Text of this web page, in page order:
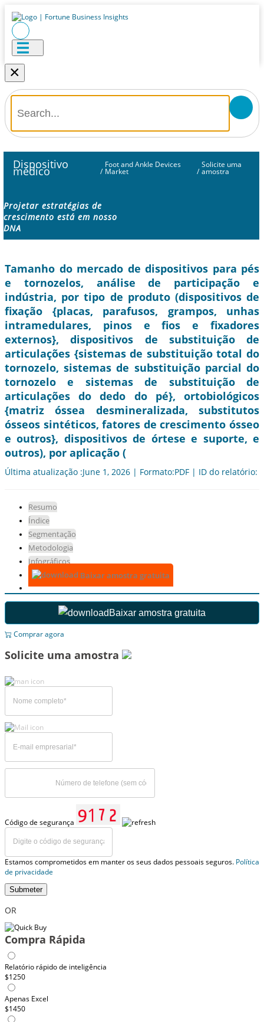
×
Dispositivo
médico /
Foot and Ankle Devices
Market /
Solicite uma
amostra
Projetar estratégias de
crescimento está em nosso
DNA
Tamanho do mercado de dispositivos para pés
e tornozelos, análise de participação e
indústria, por tipo de produto (dispositivos de
fixação {placas, parafusos, grampos, unhas
intramedulares, pinos e fios e fixadores
externos}, dispositivos de substituição de
articulações {sistemas de substituição total do
tornozelo, sistemas de substituição parcial do
tornozelo e sistemas de substituição de
articulações do dedo do pé}, ortobiológicos
{matriz óssea desmineralizada, substitutos
ósseos sintéticos, fatores de crescimento ósseo
e outros}, dispositivos de órtese e suporte, e
outros), por aplicação (
Última atualização :June 1, 2026 | Formato:PDF | ID do relatório:
Resumo
Índice
Segmentação
Metodologia
Infográficos
Baixar amostra gratuita
Baixar amostra gratuita
Comprar agora
Solicite uma amostra
Código de segurança
Estamos comprometidos em manter os seus dados pessoais seguros. Política
de privacidade
Submeter
OR
Compra Rápida
Relatório rápido de inteligência
$1250
Apenas Excel
$1450